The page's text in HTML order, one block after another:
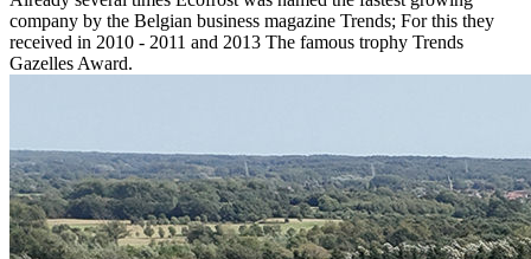
company by the Belgian business magazine Trends; For this they
received in 2010 - 2011 and 2013 The famous trophy Trends
Gazelles Award.